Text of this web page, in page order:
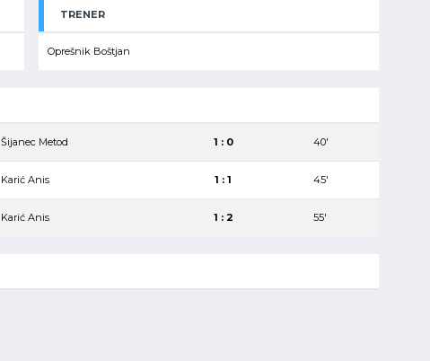
TRENER
Oprešnik Boštjan
Šijanec Metod 1 : 0 40′
Karić Anis 1 : 1 45′
Karić Anis 1 : 2 55′